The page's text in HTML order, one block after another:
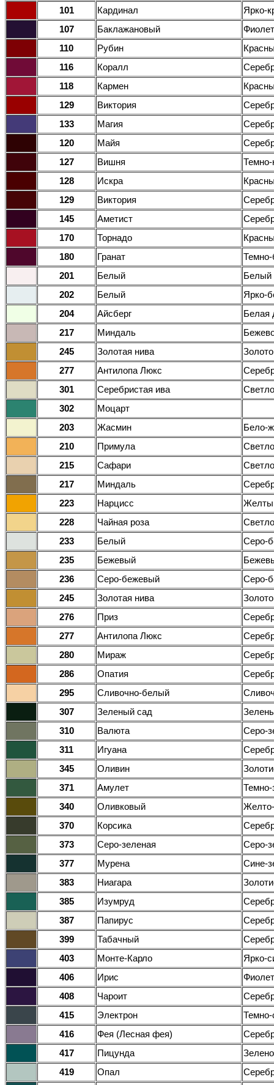
101 Кардинал
Ярко-
107
Баклажановый
110
Рубин
116
Коралл
118
Кармен
129
Виктория
133
Магия
120
Майя
127
Вишня
128
Искра
129
Виктория
145
Аметист
170
Торнадо
180
Гранат
201
Белый
Белый
202
Белый
Ярко-
204
Айсберг
Белая
217
Миндаль
245
Золотая нива
277
Антилопа Люкс
301
Серебристая ива
302
Моцарт
203
Жасмин
Бело-
210
Примула
215
Сафари
217
Миндаль
223
Нарцисс
228
Чайная роза
233
Белый
Серо-
235
Бежевый
236
Серо-бежевый
Серо-
245
Золотая нива
276
Приз
277
Антилопа Люкс
280
Мираж
286
Опатия
295
Сливочно-белый
307
Зеленый сад
310
Валюта
Серо-
311
Игуана
345
Оливин
371
Амулет
340
Оливковый
370
Корсика
373
Серо-зеленая
Серо-
377
Мурена
Сине-
383
Ниагара
385
Изумруд
387
Папирус
399
Табачный
403
Монте-Карло
Ярко-
406
Ирис
408
Чароит
415
Электрон
416
Фея (Лесная фея)
417
Пицунда
419
Опал